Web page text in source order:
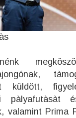
küldött,
pàlyafutàsàt
valamint Prima